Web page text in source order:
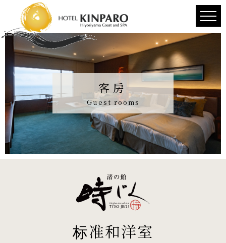
客房
Guest rooms
标准和洋室